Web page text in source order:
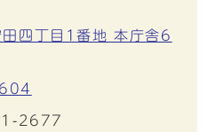
四丁目1番地 本庁舎6
2677